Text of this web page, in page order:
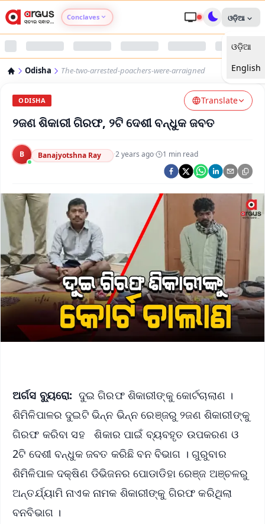
Conclaves
Argus Nari Shakti
Argus Swaad Odisha
Argus Chalo Dekhein Apna Desh
ଓଡ଼ିଆ
ଓଡ଼ିଆ
English
Odisha The-two-arrested-poachers-were-arraigned
ODISHA Translate
୨ଜଣ ଶିକାରୀ ଗିରଫ, ୨ଟି ଦେଶୀ ବନ୍ଧୁକ ଜବତ
B Banajyotshna Ray ·2 years ago· 1 min read
ଅର୍ଗସ ବ୍ୟୁରୋ: ଦୁଇ ଗିରଫ ଶିକାରୀଙ୍କୁ କୋର୍ଟଚାଲାଣ ।
ଶିମିଳିପାଳର ଦୁଇଟି ଭିନ୍ନ ଭିନ୍ନ ରେଞ୍ଜରୁ ୨ଜଣ ଶିକାରୀଙ୍କୁ
ଗିରଫ କରିବା ସହ ଶିକାର ପାଇଁ ବ୍ୟବହୃତ ଉପକରଣ ଓ
2ଟି ଦେଶୀ ବନ୍ଧୁକ ଜବତ କରିଛି ବନ ବିଭାଗ । ଗୁରୁବାର
ଶିମିଳିପାଳ ଦକ୍ଷିଣ ଡିଭିଜନର ପୋଡାଡିହା ରେଞ୍ଜ ଅଞ୍ଚଳରୁ
ଅନ୍ତର୍ଯ୍ୟାମି ନାଏକ ନାମକ ଶିକାରୀଙ୍କୁ ଗିରଫ କରିଥିଲା
ବନବିଭାଗ ।